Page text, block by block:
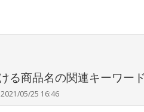
る商品名の関連キーワー
2021/05/25 16:46